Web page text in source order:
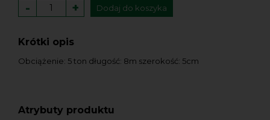
- + Dodaj do koszyka
Krótki opis
Obciążenie: 5 ton długość: 8m szerokość: 5cm
Atrybuty produktu